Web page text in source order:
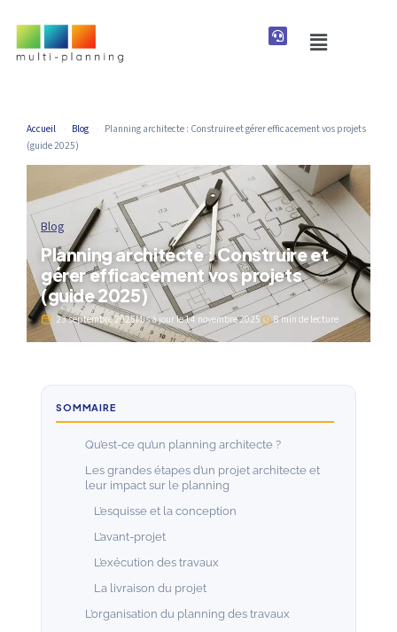
Accueil Blog
Planning architecte : Construire et gérer efficacement vos projets
(guide 2025)
Blog
Planning architecte : Construire et
gérer efficacement vos projets
(guide 2025)
23 septembre 2025Mis à jour le14 novembre 2025 8 min de lecture
SOMMAIRE
Qu’est-ce qu’un planning architecte ?
Les grandes étapes d’un projet architecte et
leur impact sur le planning
L’esquisse et la conception
L’avant-projet
L’exécution des travaux
La livraison du projet
L’organisation du planning des travaux